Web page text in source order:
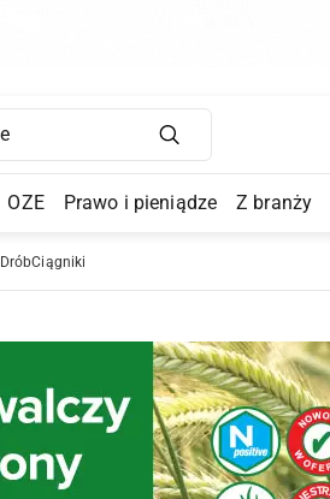
Main Navigation
OZE Prawo i pieniądze Z branży
DróbCiągniki